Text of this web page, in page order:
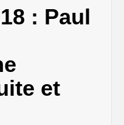
: Paul
et